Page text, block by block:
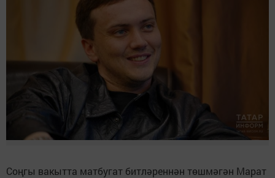
Соңгы вакытта матбугат битләреннән төшмәгән Марат